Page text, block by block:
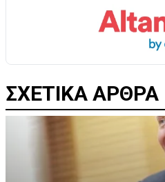
ΣΧΕΤΙΚΑ ΑΡΘΡΑ